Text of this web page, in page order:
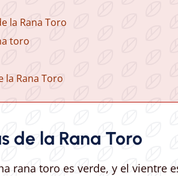
la Rana Toro
toro
la Rana Toro
de la Rana Toro
rana toro es verde, y el vientre